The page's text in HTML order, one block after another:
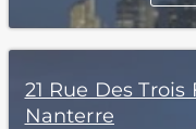
21 Rue Des
Nanterre